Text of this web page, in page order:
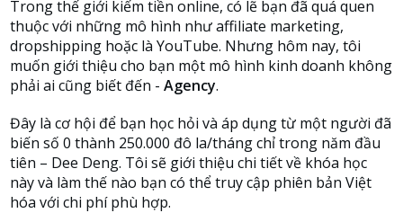
Trong thế giới kiếm tiền online, có lẽ bạn đã quá quen
thuộc với những mô hình như affiliate marketing,
dropshipping hoặc là YouTube. Nhưng hôm nay, tôi
muốn giới thiệu cho bạn một mô hình kinh doanh không
phải ai cũng biết đến - Agency.
Đây là cơ hội để bạn học hỏi và áp dụng từ một người đã
biến số 0 thành 250.000 đô la/tháng chỉ trong năm đầu
tiên – Dee Deng. Tôi sẽ giới thiệu chi tiết về khóa học
này và làm thế nào bạn có thể truy cập phiên bản Việt
hóa với chi phí phù hợp.